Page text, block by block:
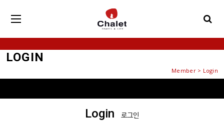
LOGIN
Member > Login
Login 로그인